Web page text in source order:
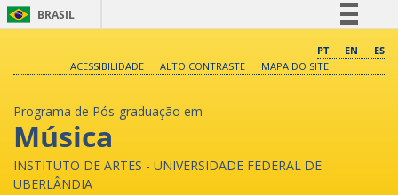
BRASIL
Comunica BR
PT EN
ES
ACESSIBILIDADE
ALTO CONTRASTE MAPA DO SITE
Programa de Pós-graduação em
Música
INSTITUTO DE ARTES - UNIVERSIDADE FEDERAL DE
UBERLÂNDIA